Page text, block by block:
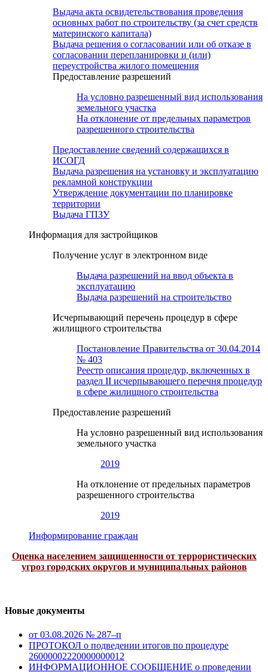
Выдача акта освидетельствования проведения
основных работ по строительству (за счет средств
материнского капитала)
Выдача решения о согласовании или об отказе в
согласовании перепланировки и (или)
переустройства жилого помещения
Предоставление разрешений
На условно разрешенный вид использования
земельного участка
На отклонение от предельных параметров
разрешенного строительства
Предоставление сведений содержащихся в
ИСОГД
Выдача разрешения на установку и эксплуатацию
рекламной конструкции
Утверждение документации по планировке
территории
Выдача ГПЗУ
Информация для застройщиков
Получение услуг в электронном виде
Выдача разрешений на ввод объекта в
эксплуатацию
Выдача разрешений на строительство
Исчерпывающий перечень процедур в сфере
жилищного строительства
Постановление Правительства от 30.04.2014
№ 403
Реестр описания процедур, включенных в
раздел II исчерпывающего перечня процедур
в сфере жилищного строительства
Предоставление разрешений
На условно разрешенный вид использования
земельного участка
2019
На отклонение от предельных параметров
разрешенного строительства
2019
Информирование граждан
Оценка населением защищенности от террористических
угроз городских округов и муниципальных районов
Новые документы
от 03.08.2026 № 287–п
ПРОТОКОЛ о подведении итогов по процедуре
26000002220000000012
ИНФОРМАЦИОННОЕ СООБЩЕНИЕ о проведении